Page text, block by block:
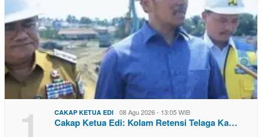
1 CAKAP KETUA EDI 08 Agu 2026 - 13:05 WIB
Cakap Ketua Edi: Kolam Retensi Telaga Ka…